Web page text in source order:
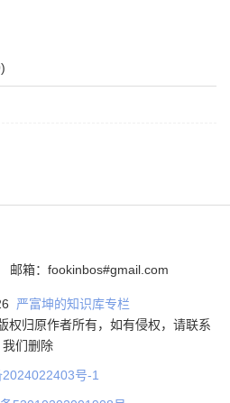
)
邮箱：fookinbos#gmail.com
严富坤的知识库专栏
权归原作者所有，如有侵权，请联系
我们删除
号-1